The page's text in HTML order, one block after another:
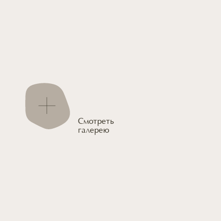
Смотреть
галерею